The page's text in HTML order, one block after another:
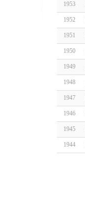
1953
1952
1951
1950
1949
1948
1947
1946
1945
1944